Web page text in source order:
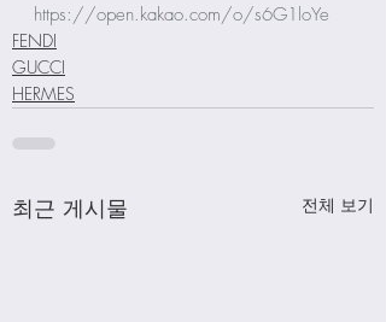
https://open.kakao.com/o/s6G1loYe
FENDI
GUCCI
HERMES
최근 게시물 전체 보기